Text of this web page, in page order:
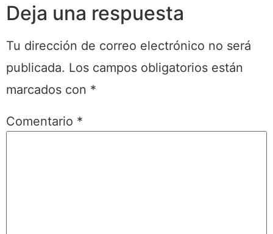
Deja una respuesta
Tu dirección de correo electrónico no será
publicada. Los campos obligatorios están
marcados con *
Comentario *